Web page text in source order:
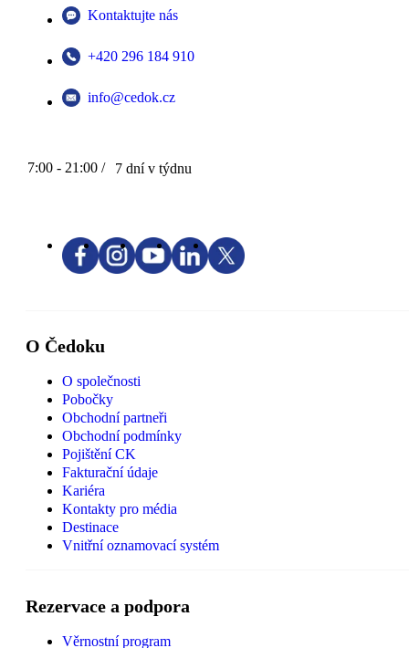
Kontaktujte nás
+420 296 184 910
info@cedok.cz
7:00 - 21:00 / 7 dní v týdnu
O Čedoku
O společnosti
Pobočky
Obchodní partneři
Obchodní podmínky
Pojištění CK
Fakturační údaje
Kariéra
Kontakty pro média
Destinace
Vnitřní oznamovací systém
Rezervace a podpora
Věrnostní program